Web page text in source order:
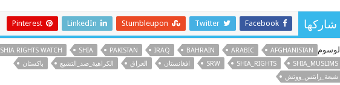
شاركها Facebook
Twitter
Stumbleupon
LinkedIn
Pinterest
الوسوم AFGHANISTAN
ARABIC
BAHRAIN
IRAQ
PAKISTAN
SHIA
SHIA RIGHTS WATCH
SHIA_MUSLIMS
SHIA_RIGHTS
SRW افغانستان العراق الكراهية_ضد_التشيع
باكستان
شيعة_رايتس_ووتش